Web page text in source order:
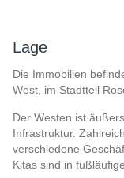
Lage
Die Immobilien
West, im Stadtteil
Der Westen ist
Infrastruktur.
verschiedene
Kitas sind in